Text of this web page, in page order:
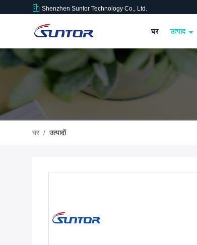
Shenzhen Suntor Technology Co., Ltd.
घर उत्पाद
घर / उत्पादों